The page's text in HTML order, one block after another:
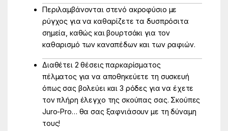
Περιλαμβάνονται στενό ακροφύσιο με
ρύγχος για να καθαρίζετε τα δυσπρόσιτα
σημεία, καθώς και βουρτσάκι για τον
καθαρισμό των καναπέδων και των ραφιών.
Διαθέτει 2 θέσεις παρκαρίσματος
πέλματος για να αποθηκεύετε τη συσκευή
όπως σας βολεύει και 3 ρόδες για να έχετε
τον πλήρη έλεγχο της σκούπας σας. Σκούπες
Juro-Pro… θα σας ξαφνιάσουν με τη δύναμη
τους!